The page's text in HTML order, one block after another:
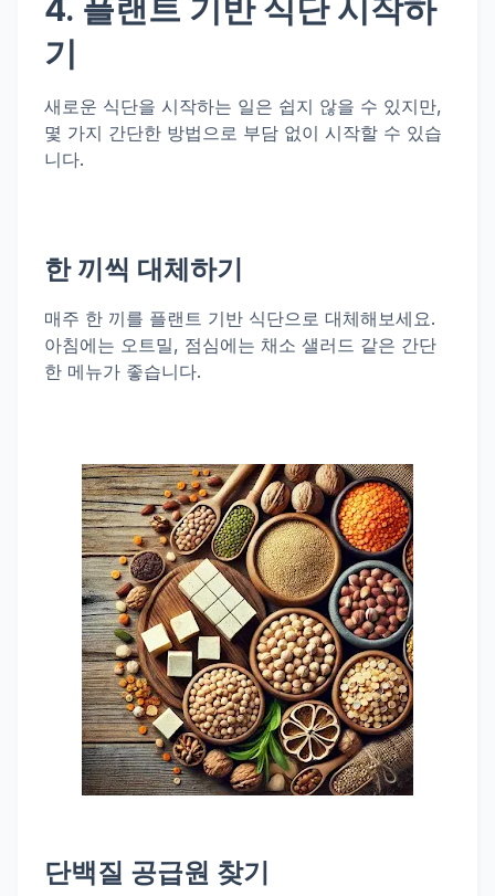
4. 플랜트 기반 식단 시작하
기
새로운 식단을 시작하는 일은 쉽지 않을 수 있지만,
몇 가지 간단한 방법으로 부담 없이 시작할 수 있습
니다.
한 끼씩 대체하기
매주 한 끼를 플랜트 기반 식단으로 대체해보세요.
아침에는 오트밀, 점심에는 채소 샐러드 같은 간단
한 메뉴가 좋습니다.
단백질 공급원 찾기